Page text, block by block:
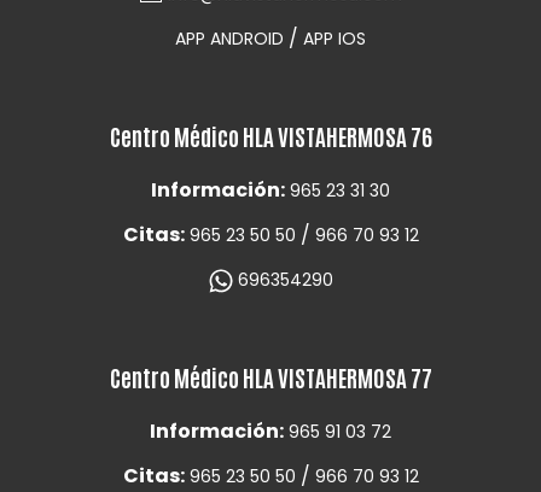
APP ANDROID / APP IOS
Centro Médico HLA VISTAHERMOSA 76
Información: 965 23 31 30
Citas: 965 23 50 50 / 966 70 93 12
696354290
Centro Médico HLA VISTAHERMOSA 77
Información: 965 91 03 72
Citas: 965 23 50 50 / 966 70 93 12